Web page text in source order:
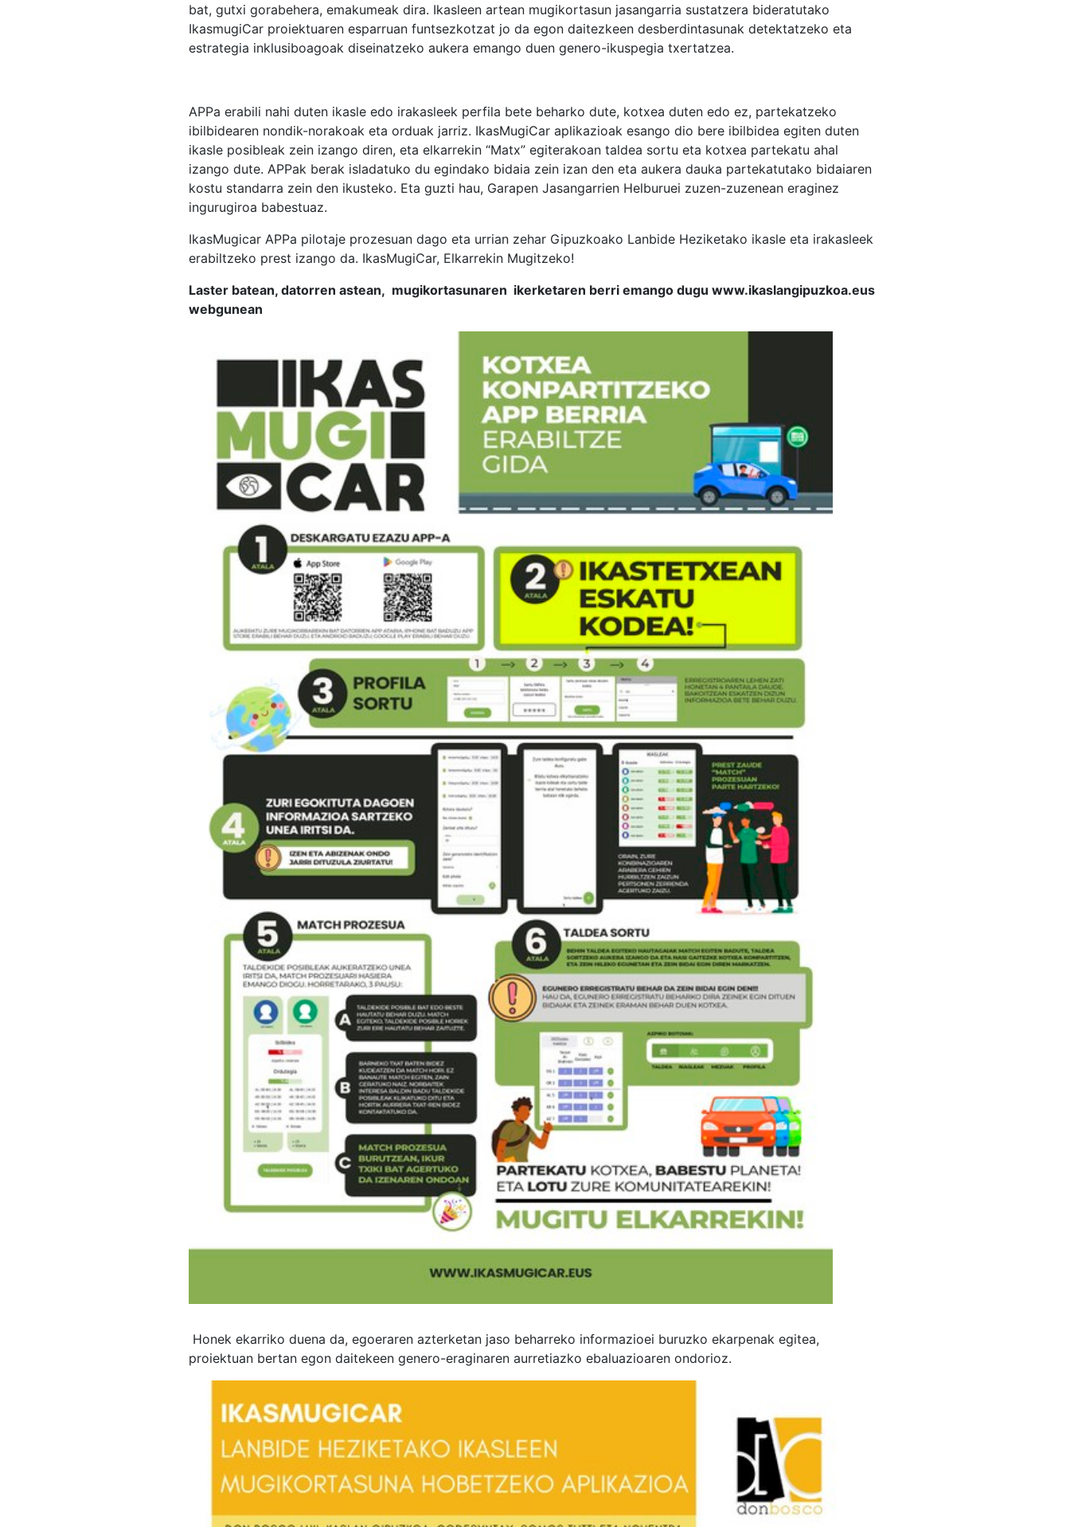
bat, gutxi gorabehera, emakumeak dira. Ikasleen artean mugikortasun jasangarria sustatzera bideratutako
IkasmugiCar proiektuaren esparruan funtsezkotzat jo da egon daitezkeen desberdintasunak detektatzeko eta
estrategia inklusiboagoak diseinatzeko aukera emango duen genero-ikuspegia txertatzea.
APPa erabili nahi duten ikasle edo irakasleek perfila bete beharko dute, kotxea duten edo ez, partekatzeko
ibilbidearen nondik-norakoak eta orduak jarriz. IkasMugiCar aplikazioak esango dio bere ibilbidea egiten duten
ikasle posibleak zein izango diren, eta elkarrekin “Matx” egiterakoan taldea sortu eta kotxea partekatu ahal
izango dute. APPak berak isladatuko du egindako bidaia zein izan den eta aukera dauka partekatutako bidaiaren
kostu standarra zein den ikusteko. Eta guzti hau, Garapen Jasangarrien Helburuei zuzen-zuzenean eraginez
ingurugiroa babestuaz.
IkasMugicar APPa pilotaje prozesuan dago eta urrian zehar Gipuzkoako Lanbide Heziketako ikasle eta irakasleek
erabiltzeko prest izango da. IkasMugiCar, Elkarrekin Mugitzeko!
Laster batean, datorren astean, mugikortasunaren ikerketaren berri emango dugu www.ikaslangipuzkoa.eus
webgunean
Honek ekarriko duena da, egoeraren azterketan jaso beharreko informazioei buruzko ekarpenak egitea,
proiektuan bertan egon daitekeen genero-eraginaren aurretiazko ebaluazioaren ondorioz.